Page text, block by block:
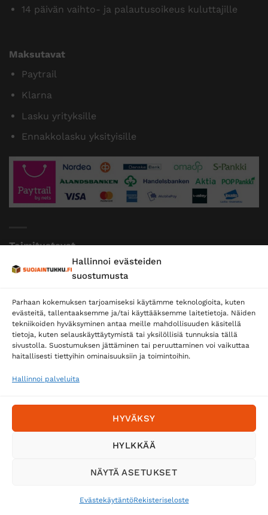
Hallinnoi evästeiden
suostumusta
Parhaan kokemuksen tarjoamiseksi käytämme teknologioita, kuten
evästeitä, tallentaaksemme ja/tai käyttääksemme laitetietoja. Näiden
tekniikoiden hyväksyminen antaa meille mahdollisuuden käsitellä
tietoja, kuten selauskäyttäytymistä tai yksilöllisiä tunnuksia tällä
sivustolla. Suostumuksen jättäminen tai peruuttaminen voi vaikuttaa
haitallisesti tiettyihin ominaisuuksiin ja toimintoihin.
Hallinnoi palveluita
HYVÄKSY
HYLKKÄÄ
NÄYTÄ ASETUKSET
EvästekäytäntöRekisteriseloste
14 päivän vaihto- ja palautusoikeus kuluttajille
Maksutavat
Paytrail
Klarna
Lasku yrityksille
Ennakkolasku yksityisille
Toimitustavat
Posti
Postnord
Tilaa uutiskirje ja saat erikoisalennuksia